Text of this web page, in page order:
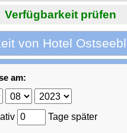
Verfügbarkeit prüfen
von Hotel
am:
Tage später